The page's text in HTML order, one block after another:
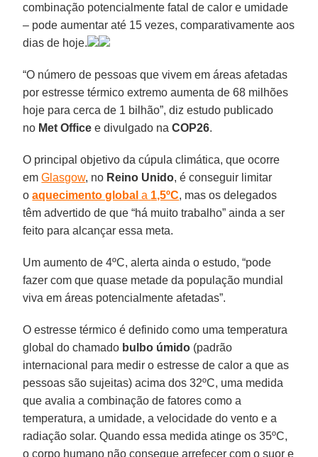
combinação potencialmente fatal de calor e umidade
– pode aumentar até 15 vezes, comparativamente aos
dias de hoje.
“O número de pessoas que vivem em áreas afetadas
por estresse térmico extremo aumenta de 68 milhões
hoje para cerca de 1 bilhão”, diz estudo publicado
no Met Office e divulgado naCOP26.
O principal objetivo da cúpula climática, que ocorre
emGlasgow, no Reino Unido, é conseguir limitar
oaquecimento global a 1,5ºC, mas os delegados
têm advertido de que “há muito trabalho” ainda a ser
feito para alcançar essa meta.
Um aumento de 4ºC, alerta ainda o estudo, “pode
fazer com que quase metade da população mundial
viva em áreas potencialmente afetadas”.
O estresse térmico é definido como uma temperatura
global do chamado bulbo úmido (padrão
internacional para medir o estresse de calor a que as
pessoas são sujeitas) acima dos 32ºC, uma medida
que avalia a combinação de fatores como a
temperatura, a umidade, a velocidade do vento e a
radiação solar. Quando essa medida atinge os 35ºC,
o corpo humano não consegue arrefecer com o suor e